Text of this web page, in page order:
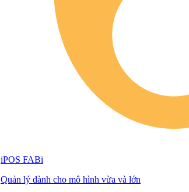
iPOS FABi
Quản lý dành cho mô hình vừa và lớn